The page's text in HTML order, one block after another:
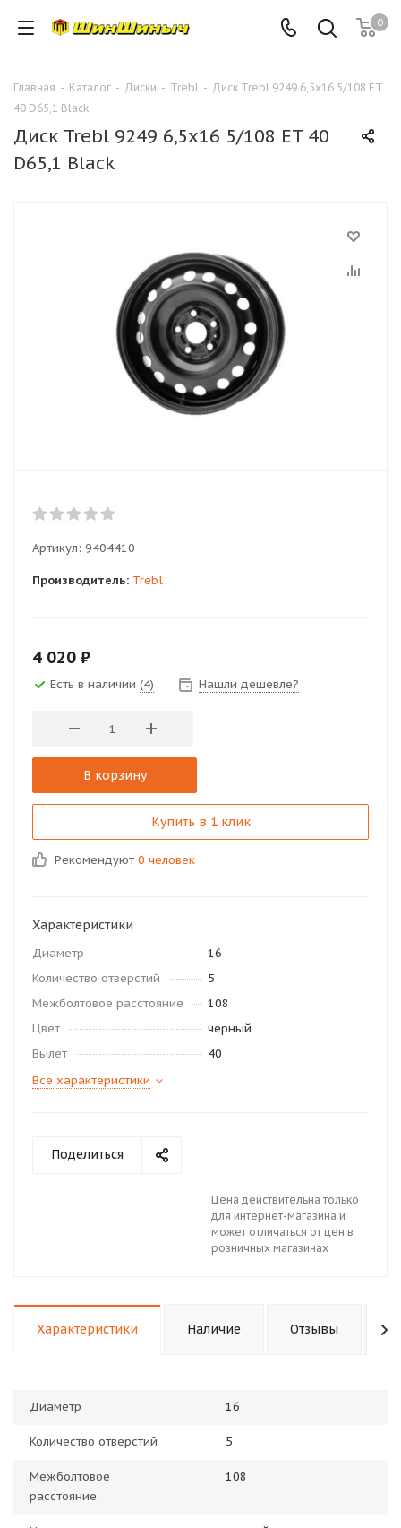
0
Главная - Каталог - Диски - Trebl - Диск Trebl 9249 6,5х16 5/108 ET
40 D65,1 Black
Диск Trebl 9249 6,5х16 5/108 ET 40
D65,1 Black
Артикул: 9404410
Производитель: Trebl
4 020 ₽
Есть в наличии (4) Нашли дешевле?
В корзину
Купить в 1 клик
Рекомендуют 0 человек
Характеристики
Диаметр
16
Количество отверстий
5
Межболтовое расстояние
108
Цвет
черный
Вылет
40
Все характеристики
Поделиться
Цена действительна только
для интернет-магазина и
может отличаться от цен в
розничных магазинах
Характеристики Наличие Отзывы
Диаметр 16
Количество отверстий 5
Межболтовое
расстояние
108